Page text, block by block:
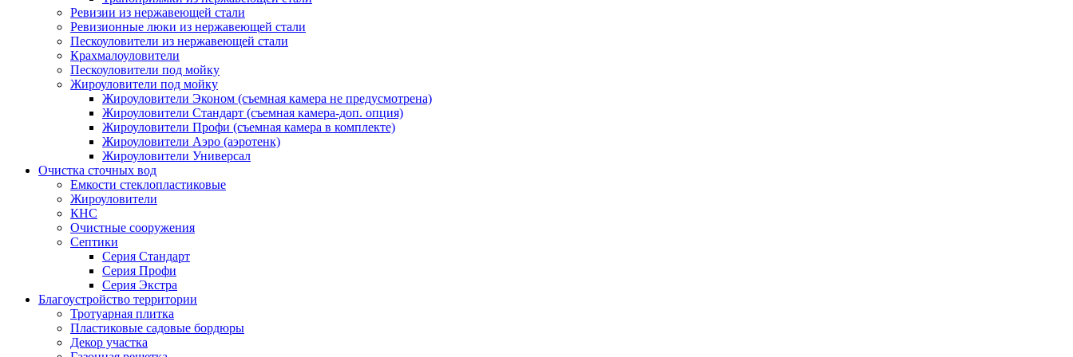
Ревизии из нержавеющей стали
Ревизионные люки из нержавеющей стали
Пескоуловители из нержавеющей стали
Крахмалоуловители
Пескоуловители под мойку
Жироуловители под мойку
Жироуловители Эконом (съемная камера не предусмотрена)
Жироуловители Стандарт (съемная камера-доп. опция)
Жироуловители Профи (съемная камера в комплекте)
Жироуловители Аэро (аэротенк)
Жироуловители Универсал
Очистка сточных вод
Емкости стеклопластиковые
Жироуловители
КНС
Очистные сооружения
Септики
Серия Стандарт
Серия Профи
Серия Экстра
Благоустройство территории
Тротуарная плитка
Пластиковые садовые бордюры
Декор участка